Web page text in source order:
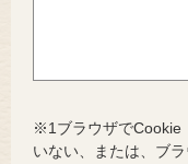
※1ブラウザでCookie
いない、または、ブ